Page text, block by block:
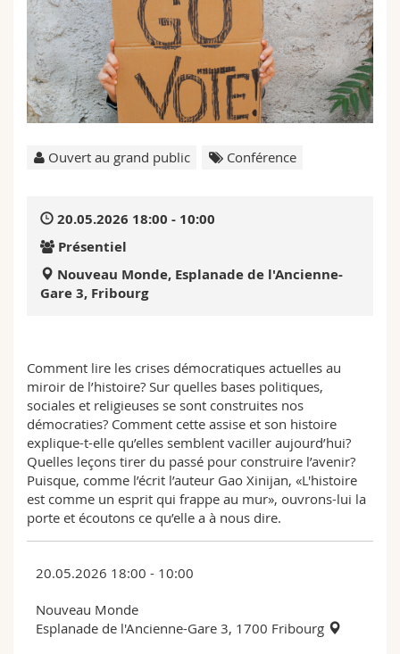
Sciences et médecine
Interfacultaire
Collaborateurs
Doctorants
Webmail
Programme des cours
MyUnifr
Ouvert au grand public Conférence
20.05.2026 18:00 - 10:00
Présentiel
Nouveau Monde, Esplanade de l'Ancienne-
Gare 3, Fribourg
Comment lire les crises démocratiques actuelles au
miroir de l’histoire? Sur quelles bases politiques,
sociales et religieuses se sont construites nos
démocraties? Comment cette assise et son histoire
explique-t-elle qu’elles semblent vaciller aujourd’hui?
Quelles leçons tirer du passé pour construire l’avenir?
Puisque, comme l’écrit l’auteur Gao Xinijan, «L'histoire
est comme un esprit qui frappe au mur», ouvrons-lui la
porte et écoutons ce qu’elle a à nous dire.
20.05.2026 18:00 - 10:00
Nouveau Monde
Esplanade de l'Ancienne-Gare 3, 1700 Fribourg